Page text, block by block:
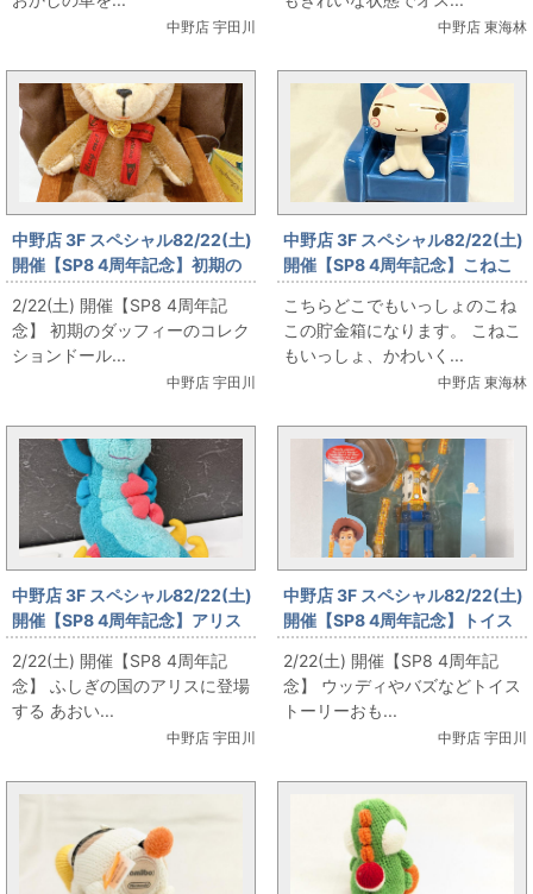
中野店 宇田川 中野店 東海林
中野店 3F スペシャル82/22(土)
開催【SP8 4周年記念】初期の
ダッフィーのコレクションドー
ル を販売します！
2/22(土) 開催【SP8 4周年記
念】 初期のダッフィーのコレク
ションドール...
中野店 宇田川
中野店 3F スペシャル82/22(土)
開催【SP8 4周年記念】こねこ
のちょきんばこ を販売します！
こちらどこでもいっしょのこね
この貯金箱になります。 こねこ
もいっしょ、かわいく...
中野店 東海林
中野店 3F スペシャル82/22(土)
開催【SP8 4周年記念】アリス
のあおいもむし のぬいぐるみ を
販売します！
2/22(土) 開催【SP8 4周年記
念】 ふしぎの国のアリスに登場
する あおい...
中野店 宇田川
中野店 3F スペシャル82/22(土)
開催【SP8 4周年記念】トイス
トーリーのおもちゃ を販売しま
す！
2/22(土) 開催【SP8 4周年記
念】 ウッディやバズなどトイス
トーリーおも...
中野店 宇田川